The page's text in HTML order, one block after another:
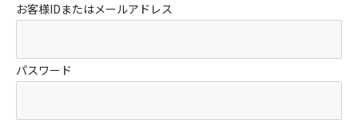
お客様IDまたはメールアドレス
パスワード